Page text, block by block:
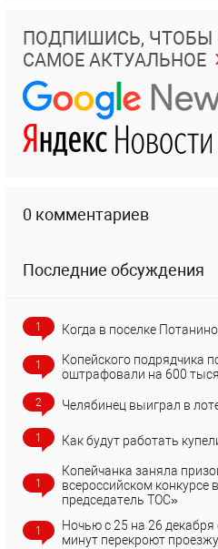
ПОДПИШИСЬ, ЧТОБЫ
САМОЕ АКТУАЛЬНОЕ
0 комментариев
Последние обсуждения
1 Когда в поселке
1
Копейского подрядчика
оштрафовали на 600
2 Челябинец выиграл в
1 Как будут работать
1
Копейчанка заняла
всероссийском
председатель ТОС»
1
Ночью с 25 на 26
минут перекроют